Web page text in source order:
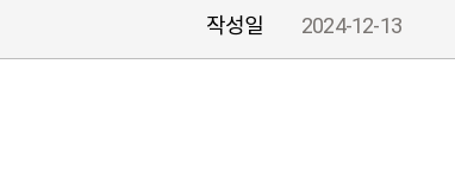
작성일 2024-12-13